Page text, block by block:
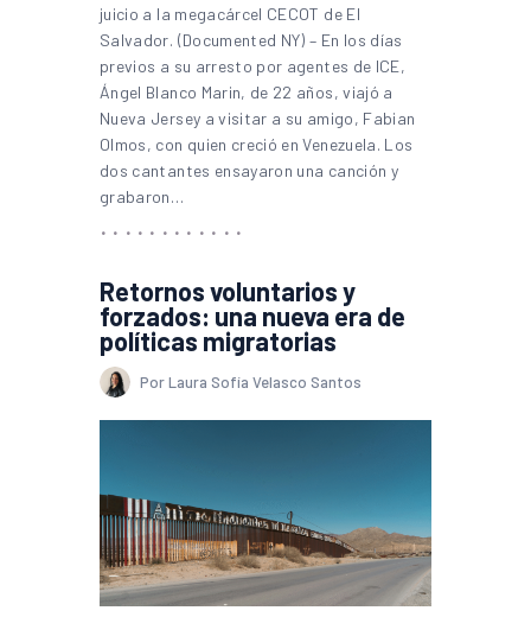
juicio a la megacárcel CECOT de El
Salvador. (Documented NY) – En los días
previos a su arresto por agentes de ICE,
Ángel Blanco Marin, de 22 años, viajó a
Nueva Jersey a visitar a su amigo, Fabian
Olmos, con quien creció en Venezuela. Los
dos cantantes ensayaron una canción y
grabaron…
Retornos voluntarios y
forzados: una nueva era de
políticas migratorias
Por Laura Sofía Velasco Santos